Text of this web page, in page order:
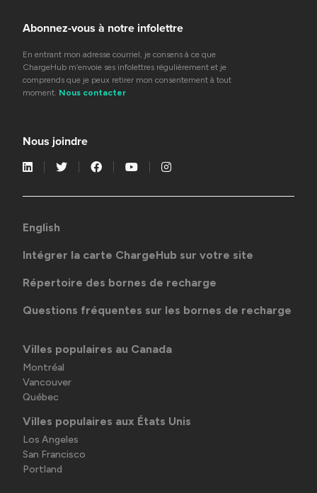
Abonnez-vous à notre infolettre
En entrant mon adresse courriel, je consens à ce que
ChargeHub m’envoie ses infolettres régulièrement et je
comprends que je peux retirer mon consentement à tout
moment. Nous contacter
Nous joindre
English
Intégrer la carte ChargeHub sur votre site
Répertoire des bornes de recharge
Questions fréquentes sur les bornes de recharge
Villes populaires au Canada
Montréal
Vancouver
Québec
Villes populaires aux États Unis
Los Angeles
San Francisco
Portland